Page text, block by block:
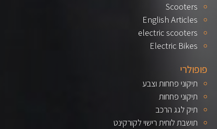
Scooters
English Articles
electric scooters
Electric Bikes
פופולרי
תיקוני פחחות וצבע
תיקוני פחחות
תיק לגג הרכב
תושבת לוחית רישוי לקורקינט